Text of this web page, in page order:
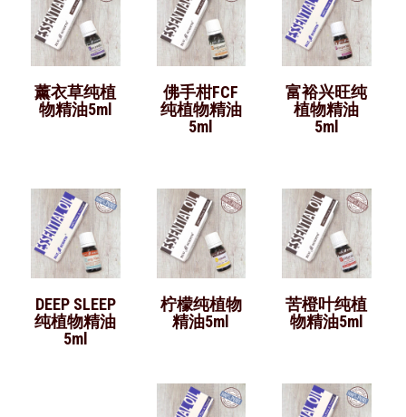
薰衣草纯植
物精油5ml
佛手柑FCF
纯植物精油
5ml
富裕兴旺纯
植物精油
5ml
DEEP SLEEP
纯植物精油
5ml
柠檬纯植物
精油5ml
苦橙叶纯植
物精油5ml